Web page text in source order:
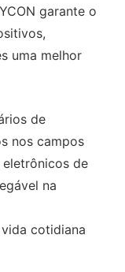
garante o
uma melhor
de
nos campos
eletrônicos de
na
cotidiana